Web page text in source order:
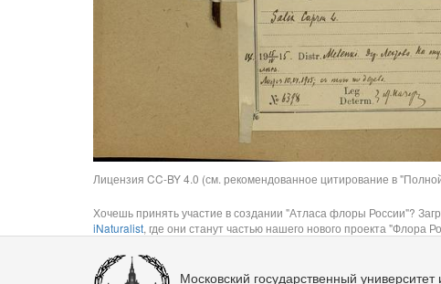
Лицензия CC-BY 4.0 (см. рекомендованное цитирование в
Хочешь принять участие в создании "Атласа флоры России"?
iNaturalist, где они станут частью нашего нового проекта "Флора
Московский государственный